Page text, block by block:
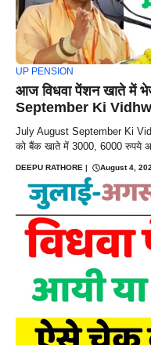
UP PENSION
आज विधवा पेंशन खाते में
September Ki
July August September Ki
को बैंक खाते में 3000, 6000 रुपये
DEEPU RATHORE August 4,